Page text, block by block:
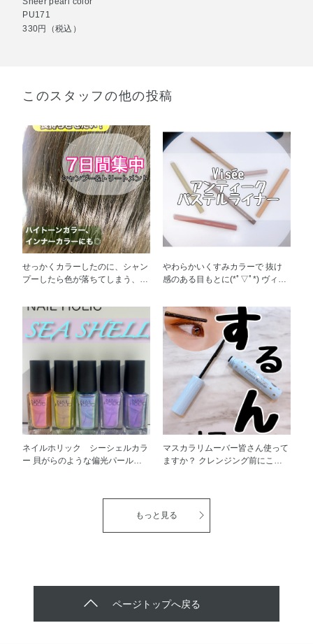
PU171
330円（税込）
このスタッフの他の投稿
せっかくカラーしたのに、シャン
プーしたら色が落ちてしまう、、
めたての髪色をキープするために
は、 カラーしてから1週間のケア
が重要です！ こちらのカラーク
チュール アフターカラー シャン
プー＆トリートメントを使用する
と 色落ちを防いで、染めたての
髪色をより長く楽しめます！ さ
らに毛先までツヤのあるなめらか
な髪に仕上がりに♪ カラー後のホ
ームケアにとてもおすすめなので
ぜひ使ってみてくださいね☆
やわらかいくすみカラーで 抜け
感のある目もとに(*ﾟ▽ﾟ*) ヴィセ
イナーをご紹介します！ 肌にな
じむのでカラーアイライナーに挑
戦したことがないという方にもお
すすめです！ ぜひカラーメイク
を楽しんでみてください♪
ネイルホリック シーシェルカラ
ー 貝がらのような偏光パールで
しむのも◎ 単色で重ねぬりする
のも◎ (2枚目の画像はすべて2度
ぜひ好きな色を見つけて ネイル
マスカラリムーバー皆さん使って
ますか？ クレンジング前にこの
ラも するんと落とせちゃいま
す！！ 美容液86%配合でまつげ
時短にもなりますよ♪
もっと見る
ページトップへ戻る